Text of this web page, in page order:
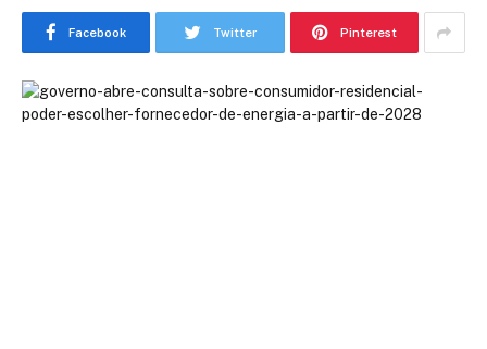
Facebook Twitter Pinterest